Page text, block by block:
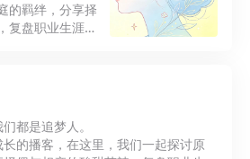
的羁绊，分享择
复盘职业生涯的
自己的星光熠
自己的梦想。
都是追梦人。
的播客，在这里，我们一起探讨原